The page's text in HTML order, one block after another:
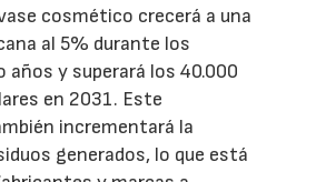
cosmético crecerá a una
al 5% durante los
años y superará los 40.000
en 2031. Este
incrementará la
generados, lo que está